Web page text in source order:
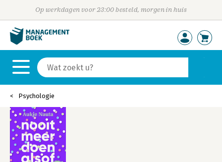
Op werkdagen voor 23:00 besteld, morgen in huis
Psychologie